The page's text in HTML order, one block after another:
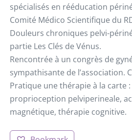
spécialisés en rééducation
Comité Médico Scientifique du
Douleurs chroniques pelvi-
partie Les Clés de Vénus.
Rencontrée à un congrès de
sympathisante de l’association.
Pratique une thérapie à la carte
proprioception pelviperineale,
magnétique, thérapie cognitive.